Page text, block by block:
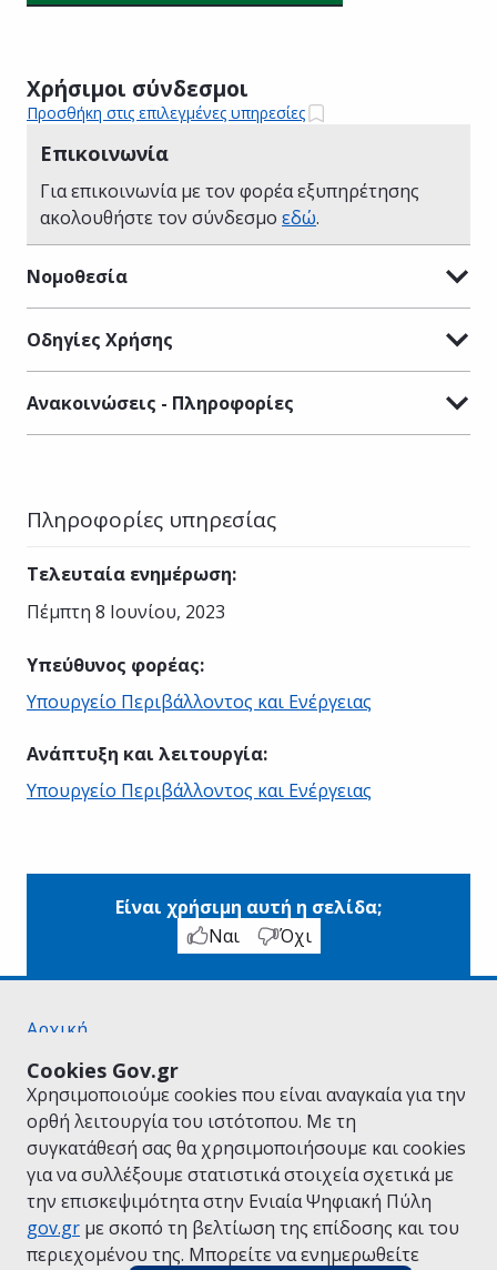
Cookies Gov.gr
Χρησιμοποιούμε cookies που είναι αναγκαία για την
ορθή λειτουργία του ιστότοπου. Με τη
συγκατάθεσή σας θα χρησιμοποιήσουμε και cookies
για να συλλέξουμε στατιστικά στοιχεία σχετικά με
την επισκεψιμότητα στην Ενιαία Ψηφιακή Πύλη
gov.gr με σκοπό τη βελτίωση της επίδοσης και του
περιεχομένου της. Μπορείτε να ενημερωθείτε
Χρήσιμοι σύνδεσμοι
Προσθήκη στις επιλεγμένες υπηρεσίες
Επικοινωνία
Για επικοινωνία με τον φορέα εξυπηρέτησης
ακολουθήστε τον σύνδεσμο εδώ.
Νομοθεσία
Οδηγίες Χρήσης
Ανακοινώσεις - Πληροφορίες
Πληροφορίες υπηρεσίας
Τελευταία ενημέρωση:
Πέμπτη 8 Ιουνίου, 2023
Υπεύθυνος φορέας:
Υπουργείο Περιβάλλοντος και Ενέργειας
Ανάπτυξη και λειτουργία:
Υπουργείο Περιβάλλοντος και Ενέργειας
Είναι χρήσιμη αυτή η σελίδα;
Ναι
Όχι
Αρχική
Όροι Χρήσης
Πολιτική Απορρήτου
Δήλωση προσβασιμότητας
Πολιτική cookies
Προτάσεις για το gov.gr
Υλοποίηση από το Υπουργείο Ψηφιακής
Διακυβέρνησης